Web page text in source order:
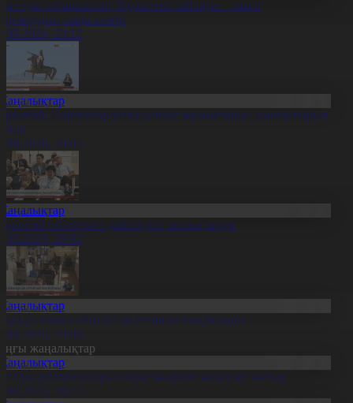
сарапшылар: Құрылтай сайлауы – саяси
жаңа кезеңі
20:12
Партиялар үгіт-насихат жұмыстарын жалғастырып
20:05
сайлауына дайындық пысықталды
20:02
да тамыз айында да аптап ыстық болады
20:00
жаңалықтар
елдің дзюдошылары өзара тәжірибе алмасып жатыр
20:22